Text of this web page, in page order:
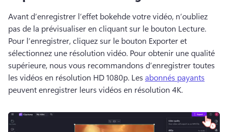
Avant d’enregistrer l’effet bokehde votre vidéo, n’oubliez
Pour l’enregistrer, cliquez sur le bouton Exporter et
sélectionnez une résolution vidéo. Pour obtenir une qualité
supérieure, nous vous recommandons d’enregistrer toutes
les vidéos en résolution HD 1080p. Les abonnés payants
peuvent enregistrer leurs vidéos en résolution 4K.